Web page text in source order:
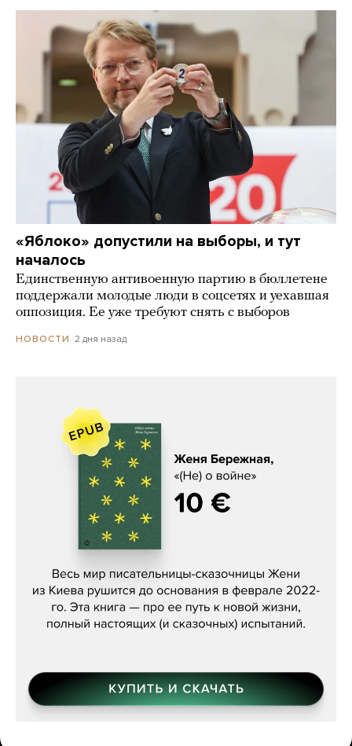
«Яблоко» допустили на выборы, и тут
началось
Единственную антивоенную партию в бюллетене
поддержали молодые люди в соцсетях и уехавшая
оппозиция. Ее уже требуют снять с выборов
НОВОСТИ 2 дня назад
Женя Бережная, «(Не) о войне»